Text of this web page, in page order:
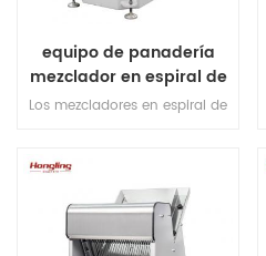
equipo de panadería
mezclador en espiral de
25 kg para el
Los mezcladores en espiral de
espiral de 25 kg es un equipo
de panadería con recipiente de
acero inoxidable 304 y
protector de seguridad.